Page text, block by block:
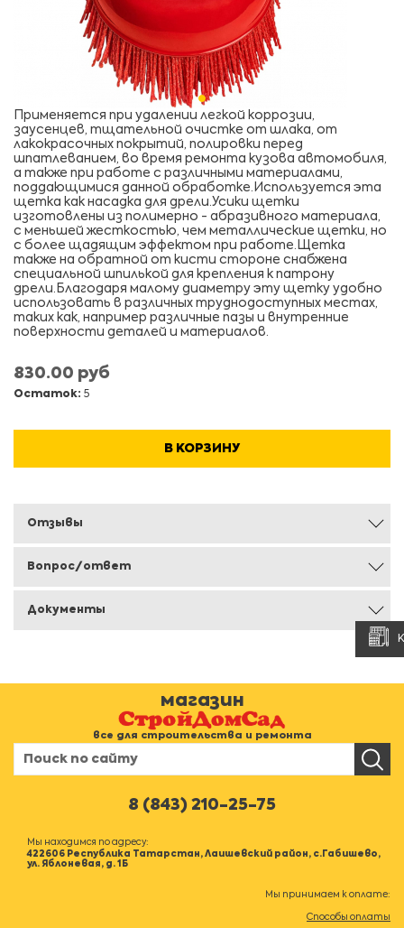
Применяется при удалении легкой коррозии,
заусенцев, тщательной очистке от шлака, от
лакокрасочных покрытий, полировки перед
шпатлеванием, во время ремонта кузова автомобиля,
а также при работе с различными материалами,
поддающимися данной обработке.Используется эта
щетка как насадка для дрели.Усики щетки
изготовлены из полимерно - абразивного материала,
с меньшей жесткостью, чем металлические щетки, но
с более щадящим эффектом при работе.Щетка
также на обратной от кисти стороне снабжена
специальной шпилькой для крепления к патрону
дрели.Благодаря малому диаметру эту щетку удобно
использовать в различных труднодоступных местах,
таких как, например различные пазы и внутренние
поверхности деталей и материалов.
830.00 руб
Остаток: 5
В КОРЗИНУ
Отзывы
Вопрос/ответ
Документы
магазин
все для строительства и ремонта
8 (843) 210-25-75
Мы находимся по адресу:
422606 Республика Татарстан, Лаишевский район, с.Габишево,
ул. Яблоневая, д. 1Б
Мы принимаем к оплате:
Способы оплаты